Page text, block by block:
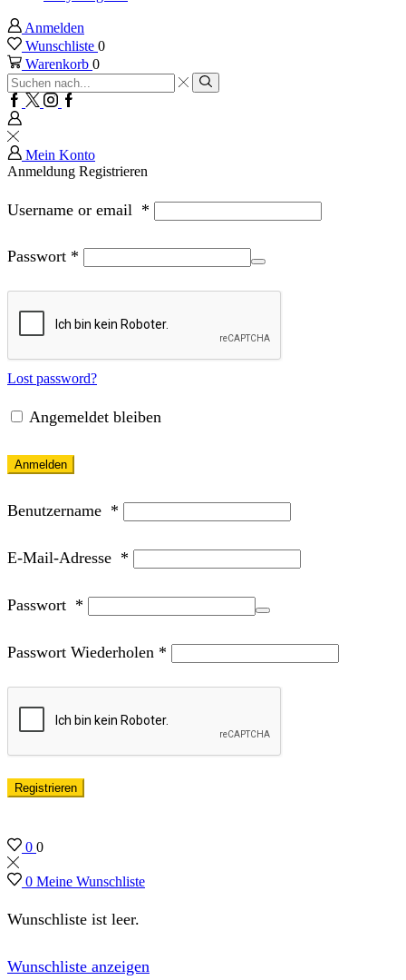
Anmelden
Wunschliste 0
Warenkorb 0
Sucheingabe
Suche
Facebook
TwitterInstagram
Google
Mein Konto
Anmeldung Registrieren
Username or email *
Passwort *
Lost password?
Angemeldet bleiben
Anmelden
Benutzername *
E-Mail-Adresse *
Passwort *
Passwort Wiederholen *
Registrieren
0 0
0 Meine Wunschliste
Wunschliste ist leer.
Wunschliste anzeigen